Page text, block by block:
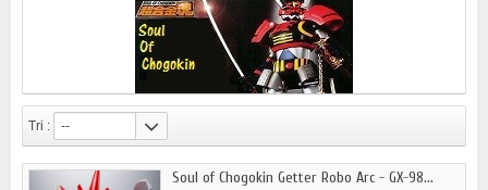
Tri : --
Soul of Chogokin Getter Robo Arc - GX-98...